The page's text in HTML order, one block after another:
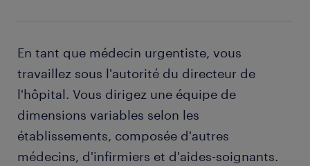
En tant que médecin urgentiste, vous
travaillez sous l'autorité du directeur de
l'hôpital. Vous dirigez une équipe de
dimensions variables selon les
établissements, composée d'autres
médecins, d'infirmiers et d'aides-soignants.